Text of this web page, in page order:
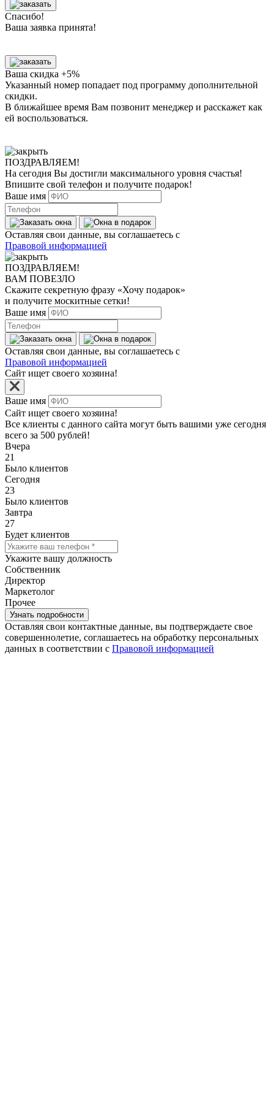
Спасибо!
Ваша заявка принята!
Ваша скидка +5%
Указанный номер попадает под программу дополнительной
скидки.
В ближайшее время Вам позвонит менеджер и расскажет как
ей воспользоваться.
ПОЗДРАВЛЯЕМ!
На сегодня Вы достигли максимального уровня счастья!
Впишите свой телефон и получите подарок!
Ваше имя
Оставляя свои данные, вы соглашаетесь с
Правовой информацией
ПОЗДРАВЛЯЕМ!
ВАМ ПОВЕЗЛО
Скажите секретную фразу «Хочу подарок»
и получите москитные сетки!
Ваше имя
Оставляя свои данные, вы соглашаетесь с
Правовой информацией
Сайт ищет своего хозяина!
Ваше имя
Сайт ищет своего хозяина!
Все клиенты с данного сайта могут быть вашими уже сегодня
всего за 500 рублей!
Вчера
21
Было клиентов
Сегодня
23
Было клиентов
Завтра
27
Будет клиентов
Укажите вашу должность
Собственник
Директор
Маркетолог
Прочее
Оставляя свои контактные данные, вы подтверждаете свое
совершеннолетие, соглашаетесь на обработку персональных
данных в соответствии с Правовой информацией